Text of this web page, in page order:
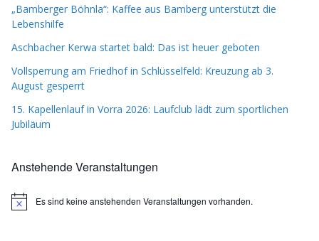
„Bamberger Böhnla“: Kaffee aus Bamberg unterstützt die
Lebenshilfe
Aschbacher Kerwa startet bald: Das ist heuer geboten
Vollsperrung am Friedhof in Schlüsselfeld: Kreuzung ab 3.
August gesperrt
15. Kapellenlauf in Vorra 2026: Laufclub lädt zum sportlichen
Jubiläum
Anstehende Veranstaltungen
H
Es sind keine anstehenden Veranstaltungen vorhanden.